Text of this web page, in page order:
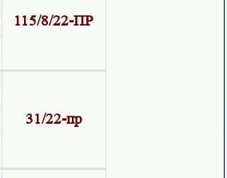
115/8/22-ПР
31/22-пр